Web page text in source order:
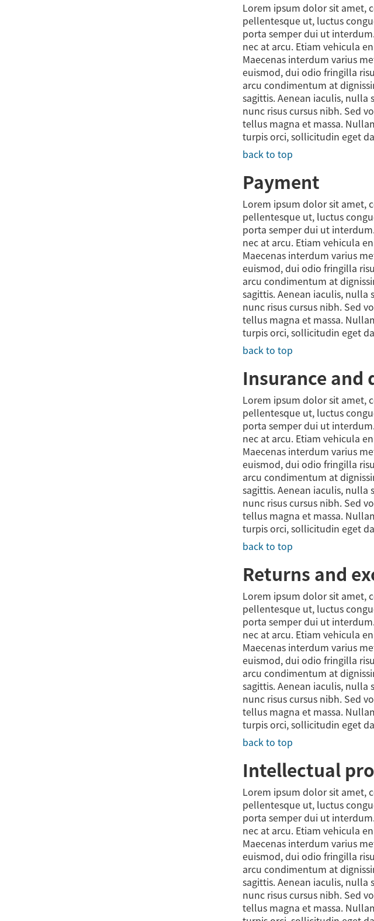
Lorem ipsum dolor sit amet,
pellentesque ut, luctus
porta semper dui ut
nec at arcu. Etiam vehicula
Maecenas interdum varius
euismod, dui odio fringilla
arcu condimentum at
sagittis. Aenean iaculis,
nunc risus cursus nibh. Sed
tellus magna et massa.
turpis orci, sollicitudin eget
back to top
Payment
Lorem ipsum dolor sit amet,
pellentesque ut, luctus
porta semper dui ut
nec at arcu. Etiam vehicula
Maecenas interdum varius
euismod, dui odio fringilla
arcu condimentum at
sagittis. Aenean iaculis,
nunc risus cursus nibh. Sed
tellus magna et massa.
turpis orci, sollicitudin eget
back to top
Insurance and
Lorem ipsum dolor sit amet,
pellentesque ut, luctus
porta semper dui ut
nec at arcu. Etiam vehicula
Maecenas interdum varius
euismod, dui odio fringilla
arcu condimentum at
sagittis. Aenean iaculis,
nunc risus cursus nibh. Sed
tellus magna et massa.
turpis orci, sollicitudin eget
back to top
Returns and
Lorem ipsum dolor sit amet,
pellentesque ut, luctus
porta semper dui ut
nec at arcu. Etiam vehicula
Maecenas interdum varius
euismod, dui odio fringilla
arcu condimentum at
sagittis. Aenean iaculis,
nunc risus cursus nibh. Sed
tellus magna et massa.
turpis orci, sollicitudin eget
back to top
Intellectual
Lorem ipsum dolor sit amet,
pellentesque ut, luctus
porta semper dui ut
nec at arcu. Etiam vehicula
Maecenas interdum varius
euismod, dui odio fringilla
arcu condimentum at
sagittis. Aenean iaculis,
nunc risus cursus nibh. Sed
tellus magna et massa.